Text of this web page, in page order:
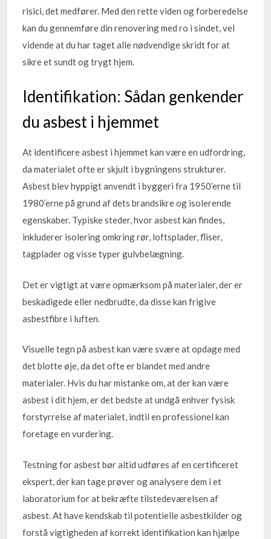
risici, det medfører. Med den rette viden og forberedelse
kan du gennemføre din renovering med ro i sindet, vel
vidende at du har taget alle nødvendige skridt for at
sikre et sundt og trygt hjem.
Identifikation: Sådan genkender
du asbest i hjemmet
At identificere asbest i hjemmet kan være en udfordring,
da materialet ofte er skjult i bygningens strukturer.
Asbest blev hyppigt anvendt i byggeri fra 1950’erne til
1980’erne på grund af dets brandsikre og isolerende
egenskaber. Typiske steder, hvor asbest kan findes,
inkluderer isolering omkring rør, loftsplader, fliser,
tagplader og visse typer gulvbelægning.
Det er vigtigt at være opmærksom på materialer, der er
beskadigede eller nedbrudte, da disse kan frigive
asbestfibre i luften.
Visuelle tegn på asbest kan være svære at opdage med
det blotte øje, da det ofte er blandet med andre
materialer. Hvis du har mistanke om, at der kan være
asbest i dit hjem, er det bedste at undgå enhver fysisk
forstyrrelse af materialet, indtil en professionel kan
foretage en vurdering.
Testning for asbest bør altid udføres af en certificeret
ekspert, der kan tage prøver og analysere dem i et
laboratorium for at bekræfte tilstedeværelsen af
asbest. At have kendskab til potentielle asbestkilder og
forstå vigtigheden af korrekt identifikation kan hjælpe